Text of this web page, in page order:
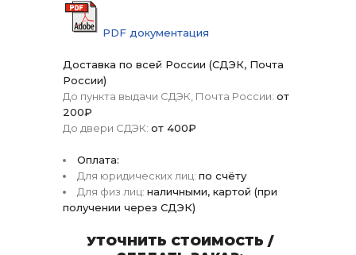
PDF документация
Доставка по всей России (СДЭК, Почта
России)
До пункта выдачи СДЭК, Почта России: от
200₽
До двери СДЭК: от 400₽
Оплата:
Для юридических лиц: по счёту
Для физ лиц: наличными, картой (при
получении через СДЭК)
УТОЧНИТЬ СТОИМОСТЬ /